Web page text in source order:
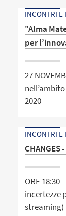
INCONTRI E
"Alma
per
27
2020
INCONTRI E
ORE 18:30
incertezze
streaming)